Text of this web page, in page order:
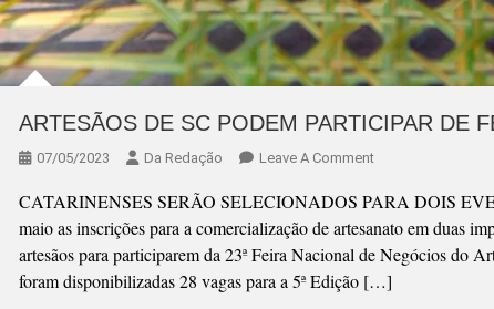
ARTESÃOS DE SC PODEM PARTICIPAR DE
07/05/2023 Da Redação Leave A CommentOn
DE
SC
PODEM
PARTICIPAR
CATARINENSES SERÃO SELECIONADOS PARA DOIS
maio as inscrições para a comercialização de artesanato em duas
artesãos para participarem da 23ª Feira Nacional de Negócios do
foram disponibilizadas 28 vagas para a 5ª Edição […]